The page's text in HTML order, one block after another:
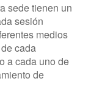
sede tienen un
sesión
medios
cada
a cada uno de
de